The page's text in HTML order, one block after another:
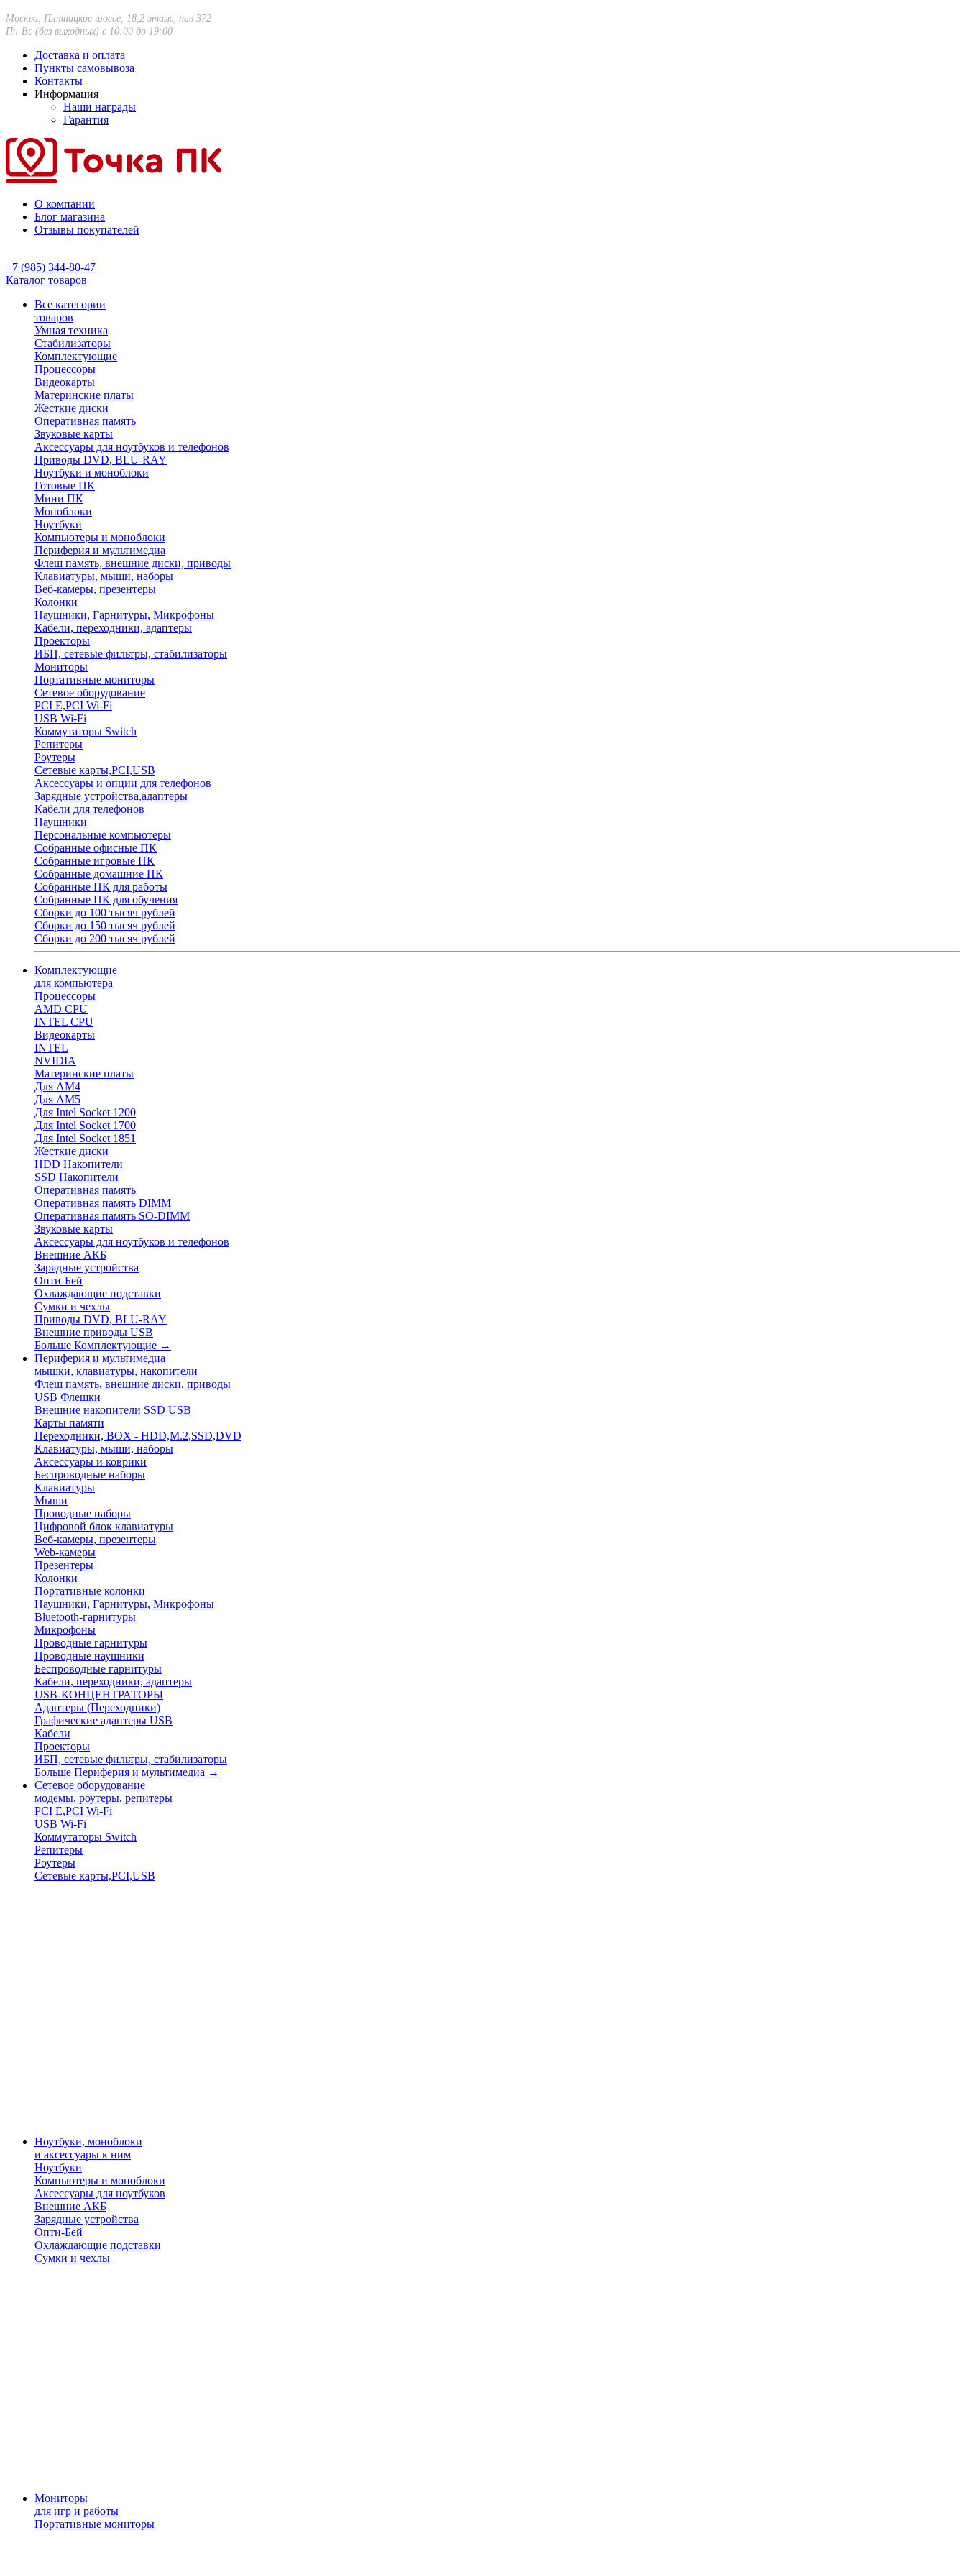
Москва, Пятницкое шоссе, 18,2 этаж, пав 372
Пн-Вс (без выходных) с 10:00 до 19:00
Доставка и оплата
Пункты самовывоза
Контакты
Информация
Наши награды
Гарантия
О компании
Блог магазина
Отзывы покупателей
+7 (985) 344-80-47
Каталог товаров
Все категории
товаров
Умная техника
Стабилизаторы
Комплектующие
Процессоры
Видеокарты
Материнские платы
Жесткие диски
Оперативная память
Звуковые карты
Аксессуары для ноутбуков и телефонов
Приводы DVD, BLU-RAY
Ноутбуки и моноблоки
Готовые ПК
Мини ПК
Моноблоки
Ноутбуки
Компьютеры и моноблоки
Периферия и мультимедиа
Флеш память, внешние диски, приводы
Клавиатуры, мыши, наборы
Веб-камеры, презентеры
Колонки
Наушники, Гарнитуры, Микрофоны
Кабели, переходники, адаптеры
Проекторы
ИБП, сетевые фильтры, стабилизаторы
Мониторы
Портативные мониторы
Сетевое оборудование
PCI E,PCI Wi-Fi
USB Wi-Fi
Коммутаторы Switch
Репитеры
Роутеры
Сетевые карты,PCI,USB
Аксессуары и опции для телефонов
Зарядные устройства,адаптеры
Кабели для телефонов
Наушники
Персональные компьютеры
Собранные офисные ПК
Собранные игровые ПК
Собранные домашние ПК
Собранные ПК для работы
Собранные ПК для обучения
Сборки до 100 тысяч рублей
Сборки до 150 тысяч рублей
Сборки до 200 тысяч рублей
Комплектующие
для компьютера
Процессоры
AMD CPU
INTEL CPU
Видеокарты
INTEL
NVIDIA
Материнские платы
Для AM4
Для AM5
Для Intel Socket 1200
Для Intel Socket 1700
Для Intel Socket 1851
Жесткие диски
HDD Накопители
SSD Накопители
Оперативная память
Оперативная память DIMM
Оперативная память SO-DIMM
Звуковые карты
Аксессуары для ноутбуков и телефонов
Внешние АКБ
Зарядные устройства
Опти-Бей
Охлаждающие подставки
Сумки и чехлы
Приводы DVD, BLU-RAY
Внешние приводы USB
Больше Комплектующие →
Периферия и мультимедиа
мышки, клавиатуры, накопители
Флеш память, внешние диски, приводы
USB Флешки
Внешние накопители SSD USB
Карты памяти
Переходники, BOX - HDD,M.2,SSD,DVD
Клавиатуры, мыши, наборы
Аксессуары и коврики
Беспроводные наборы
Клавиатуры
Мыши
Проводные наборы
Цифровой блок клавиатуры
Веб-камеры, презентеры
Web-камеры
Презентеры
Колонки
Портативные колонки
Наушники, Гарнитуры, Микрофоны
Bluetooth-гарнитуры
Микрофоны
Проводные гарнитуры
Проводные наушники
Беспроводные гарнитуры
Кабели, переходники, адаптеры
USB-КОНЦЕНТРАТОРЫ
Адаптеры (Переходники)
Графические адаптеры USB
Кабели
Проекторы
ИБП, сетевые фильтры, стабилизаторы
Больше Периферия и мультимедиа →
Сетевое оборудование
модемы, роутеры, репитеры
PCI E,PCI Wi-Fi
USB Wi-Fi
Коммутаторы Switch
Репитеры
Роутеры
Сетевые карты,PCI,USB
Ноутбуки, моноблоки
и аксессуары к ним
Ноутбуки
Компьютеры и моноблоки
Аксессуары для ноутбуков
Внешние АКБ
Зарядные устройства
Опти-Бей
Охлаждающие подставки
Сумки и чехлы
Мониторы
для игр и работы
Портативные мониторы